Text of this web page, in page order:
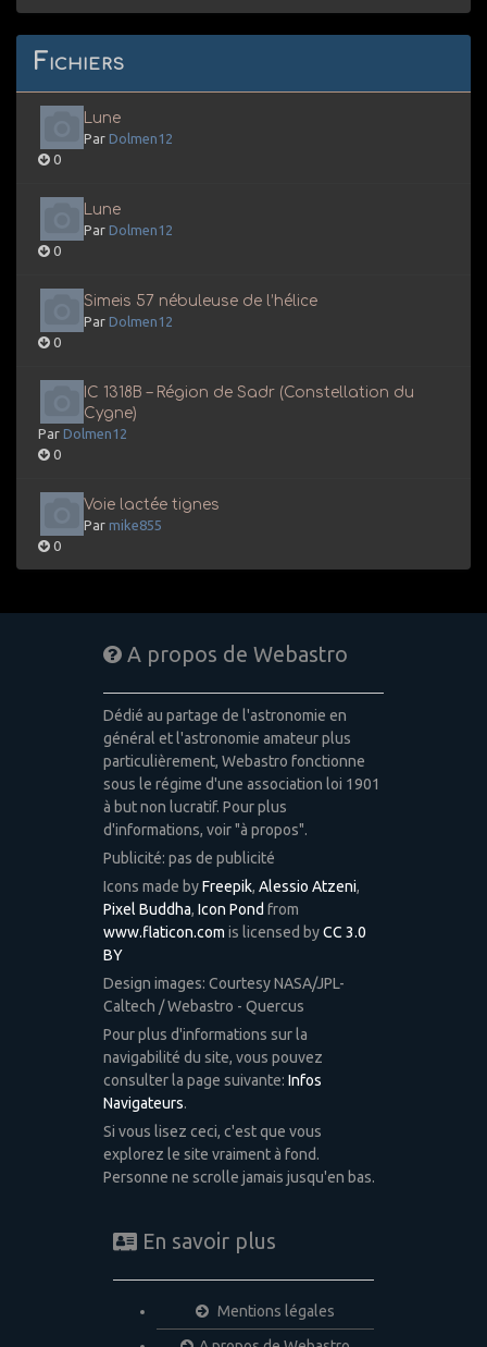
Fichiers
Lune
Par Dolmen12
0
Lune
Par Dolmen12
0
Simeis 57 nébuleuse de l’hélice
Par Dolmen12
0
IC 1318B – Région de Sadr (Constellation du
Cygne)
Par Dolmen12
0
Voie lactée tignes
Par mike855
0
A propos de Webastro
Dédié au partage de l'astronomie en
général et l'astronomie amateur plus
particulièrement, Webastro fonctionne
sous le régime d'une association loi 1901
à but non lucratif. Pour plus
d'informations, voir "à propos".
Publicité: pas de publicité
Icons made byFreepik, Alessio Atzeni,
Pixel Buddha, Icon Pond from
www.flaticon.com is licensed byCC 3.0
BY
Design images: Courtesy NASA/JPL-
Caltech / Webastro - Quercus
Pour plus d'informations sur la
navigabilité du site, vous pouvez
consulter la page suivante: Infos
Navigateurs.
Si vous lisez ceci, c'est que vous
explorez le site vraiment à fond.
Personne ne scrolle jamais jusqu'en bas.
En savoir plus
Mentions légales